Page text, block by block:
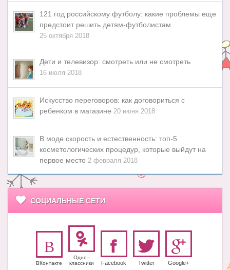
121 год российскому футболу: какие проблемы еще
предстоит решить детям-футболистам
25 октября 2018
Дети и телевизор: смотреть или не смотреть
16 июля 2018
Искусство переговоров: как договориться с
ребенком в магазине 20 июня 2018
В моде скорость и естественность: топ-5
косметологических процедур, которые выйдут на
первое место 2 февраля 2018
СОЦИАЛЬНЫЕ СЕТИ
ВКонтакте
Одно-­
класс­ники
Facebook Twitter Google+